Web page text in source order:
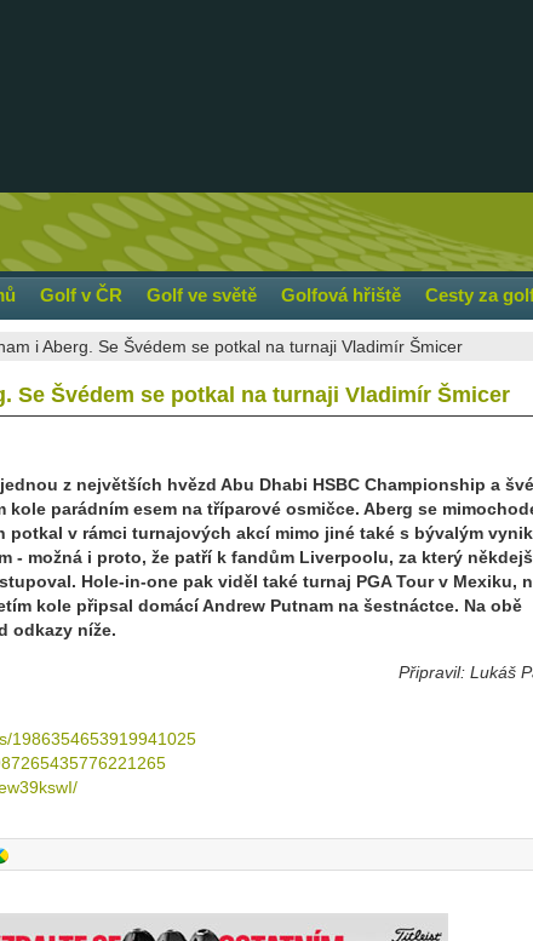
Golf v ČR Golf ve světě Golfová hřiště Cesty za
i Aberg. Se Švédem se potkal na turnaji Vladimír Šmicer
Se Švédem se potkal na turnaji Vladimír Šmicer
z největších hvězd Abu Dhabi HSBC Championship a
parádním esem na tříparové osmičce. Aberg se
potkal v rámci turnajových akcí mimo jiné také s bývalým
- možná i proto, že patří k fandům Liverpoolu, za který
Hole-in-one pak viděl také turnaj PGA Tour v Mexiku,
kole připsal domácí Andrew Putnam na šestnáctce. Na obě
odkazy níže.
Připravil: Lukáš
1986354653919941025